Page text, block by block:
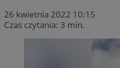
26 kwietnia 2022 10:15
Czas czytania: 3 min.